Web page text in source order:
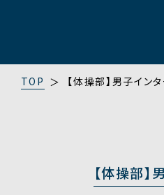
TOP 【体操部】男子イン
【体操部